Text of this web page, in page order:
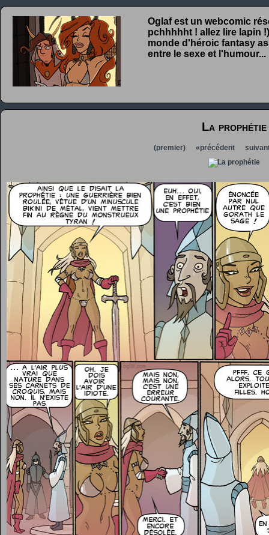
Oglaf est un webcomic
pchhhhht ! allez lire lapin
monde d'héroic fantasy
entre le sexe et l'humour...
La prophétie
(premier) «précédent